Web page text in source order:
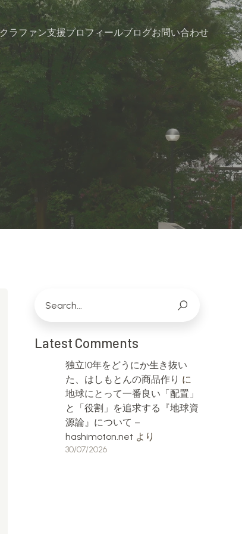
クラファン支援プロフィールブログお問い合わせ
Latest Comments
独立10年をどうにか生き抜い
た、はしもとんの商品作り に
地球にとって一番良い「配置」
と「役割」を追求する『地球資
源論』について –
hashimoton.net より
30/07/2026